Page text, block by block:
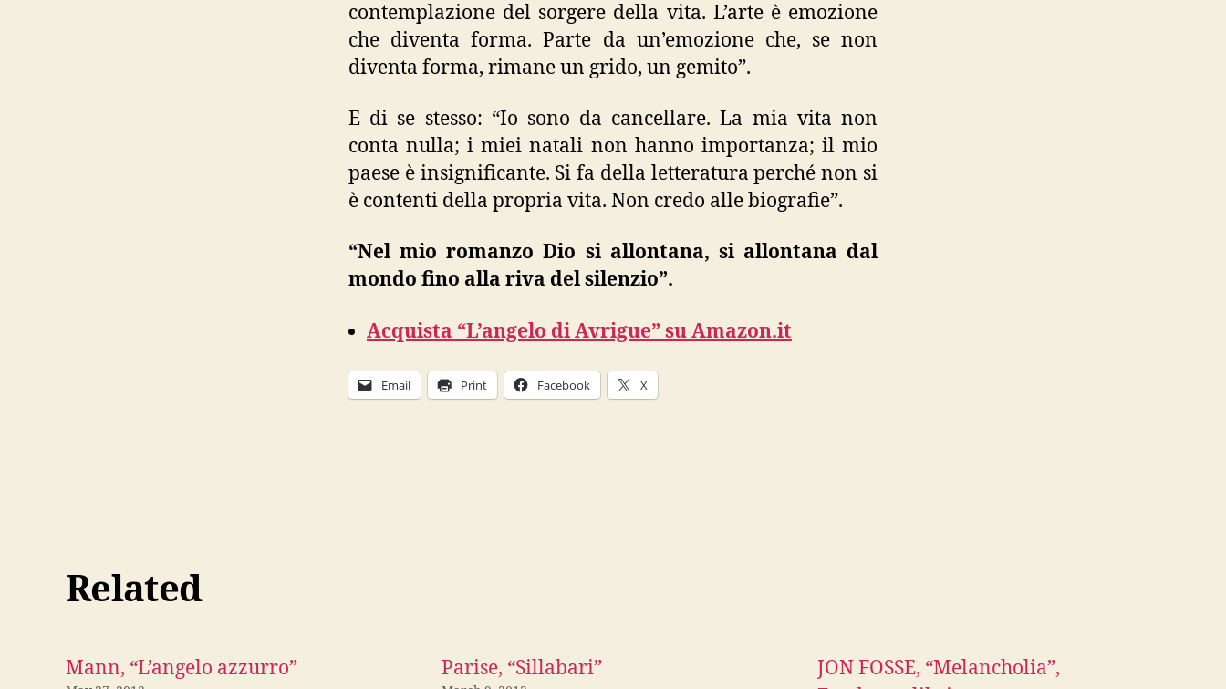
contemplazione del sorgere della vita. L’arte è emozione
che diventa forma. Parte da un’emozione che, se non
diventa forma, rimane un grido, un gemito”.
E di se stesso: “Io sono da cancellare. La mia vita non
conta nulla; i miei natali non hanno importanza; il mio
paese è insignificante. Si fa della letteratura perché non si
è contenti della propria vita. Non credo alle biografie”.
“Nel mio romanzo Dio si allontana, si allontana dal
mondo fino alla riva del silenzio”.
Acquista “L’angelo di Avrigue” su Amazon.it
Email Print Facebook X
Related
Mann, “L’angelo azzurro” Parise, “Sillabari”
JON FOSSE, “Melancholia”,